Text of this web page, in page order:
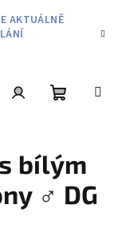
AKTUÁLNĚ
košík
bílým
♂️ DG